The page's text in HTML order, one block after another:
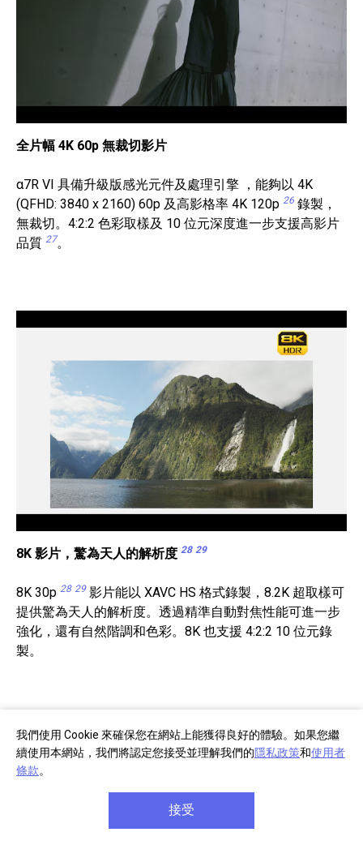
我們使用 Cookie 來確保您在網站上能獲得良好的體驗。如果您繼
續使用本網站，我們將認定您接受並理解我們的隱私政策和使用者
條款。
接受
全片幅 4K 60p 無裁切影片
α7R VI 具備升級版感光元件及處理引擎 ，能夠以 4K
(QFHD: 3840 x 2160) 60p 及高影格率 4K 120p 26 錄製，
無裁切。4:2:2 色彩取樣及 10 位元深度進一步支援高影片
品質 27。
8K 影片，驚為天人的解析度 28 29
8K 30p 28 29影片能以 XAVC HS 格式錄製，8.2K 超取樣可
提供驚為天人的解析度。透過精準自動對焦性能可進一步
強化，還有自然階調和色彩。8K 也支援 4:2:2 10 位元錄
製。